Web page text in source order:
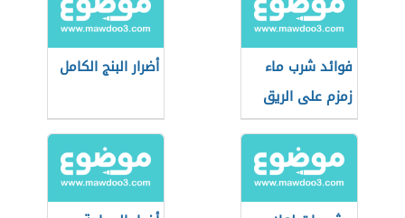
فوائد شرب ماء
زمزم على الريق
أضرار البنج الكامل